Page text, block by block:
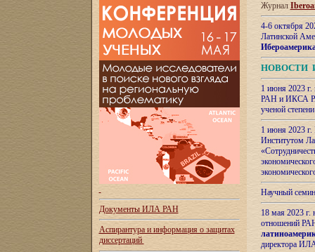
Документы ИЛА РАН
Аспирантура и информация о защитах
диссертаций
Журнал
4-6 октября
Латинской
НОВОСТИ
1 июня 2023
РАН и ИКСА
ученой
1 июня 2023
Институтом
Научный
18 мая 2023
отношений
директора